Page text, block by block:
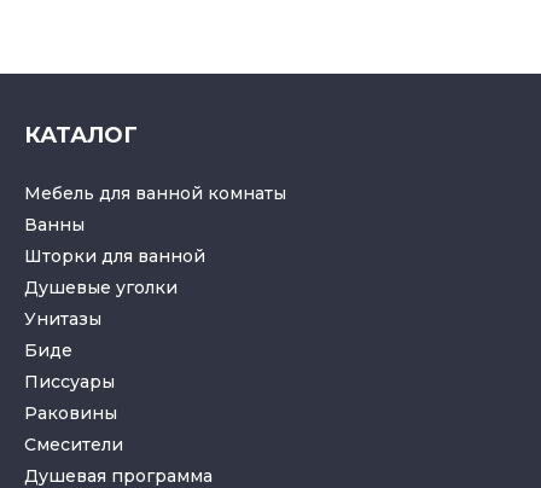
КАТАЛОГ
Мебель для ванной комнаты
Ванны
Шторки для ванной
Душевые уголки
Унитазы
Биде
Писсуары
Раковины
Смесители
Душевая программа